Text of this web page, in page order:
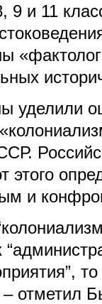
9 и 11
уделили
этого
и
отметил